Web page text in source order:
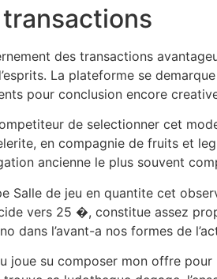
des transactions
La plateforme se
pour conclusion encore
de selectionner cet
en compagnie de fruits et
ancienne le plus souvent
Salle de jeu en quantite cet
vers 25 �, constitue assez
dans l’avant-a nos formes de
joue su composer mon offre